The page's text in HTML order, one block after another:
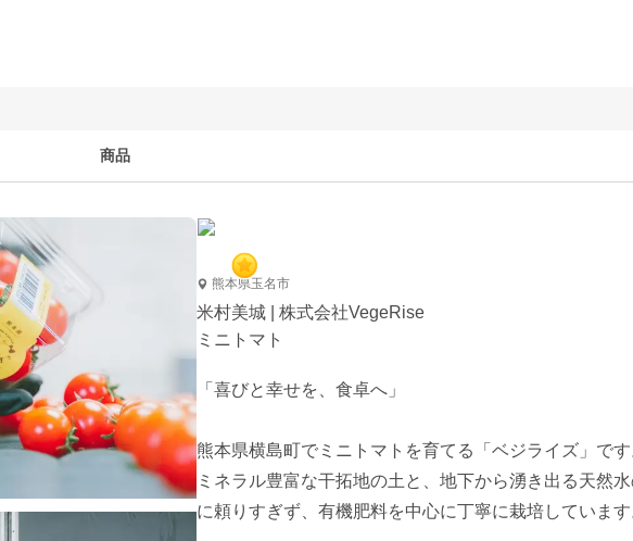
商品
熊本県玉名市
米村美城 | 株式会社VegeRise
ミニトマト
「喜びと幸せを、食卓へ」
熊本県横島町でミニトマトを育てる「ベジライズ」です
ミネラル豊富な干拓地の土と、地下から湧き出る天然
に頼りすぎず、有機肥料を中心に丁寧に栽培しています